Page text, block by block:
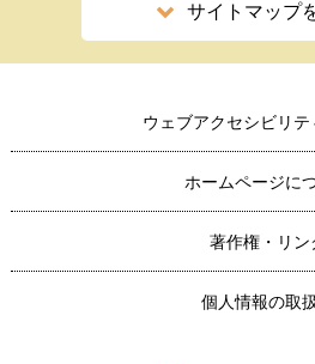
サイトマップ
ウェブアクセシビリテ
ホームページに
著作権・リン
個人情報の取